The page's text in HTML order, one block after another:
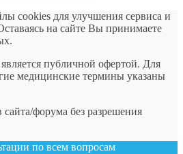
cookies для улучшения сервиса и
на сайте Вы принимаете
публичной офертой. Для
медицинские термины указаны
форума без разрешения
по всем вопросам